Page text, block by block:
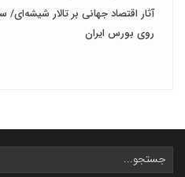
آثار اقتصاد جهانی بر تالار
روی بورس ایران